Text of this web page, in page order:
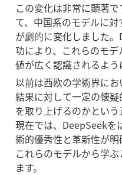
この変化は非常に顕著
て、中国系のモデルに
が劇的に変化しました
功により、これらのモ
値が広く認識されるよう
以前は西欧の学術界に
結果に対して一定の懐
を取り上げるのかとい
現在では、DeepSeekを
術的優秀性と革新性が
これらのモデルから学
ます。